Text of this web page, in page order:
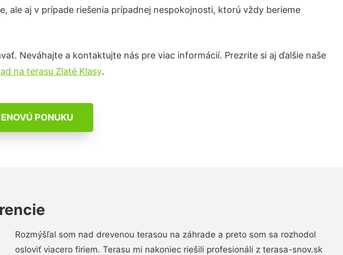
ale aj v prípade riešenia prípadnej nespokojnosti, ktorú vždy berieme
Neváhajte a kontaktujte nás pre viac informácií. Prezrite si aj ďalšie naše
na terasu Zlaté Klasy.
PONUKU
Rozmýšľal som nad drevenou terasou na záhrade a preto som sa rozhodol
osloviť viacero firiem. Terasu mi nakoniec riešili profesionáli z terasa-snov.sk